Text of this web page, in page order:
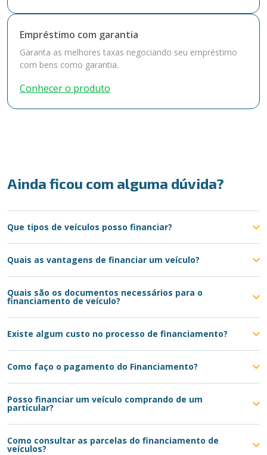
Empréstimo com garantia
Garanta as melhores taxas negociando seu empréstimo
com bens como garantia.
Conhecer o produto
Ainda ficou com alguma dúvida?
Que tipos de veículos posso financiar?
Quais as vantagens de financiar um veículo?
Quais são os documentos necessários para o
financiamento de veículo?
Existe algum custo no processo de financiamento?
Como faço o pagamento do Financiamento?
Posso financiar um veículo comprando de um
particular?
Como consultar as parcelas do financiamento de
veículos?